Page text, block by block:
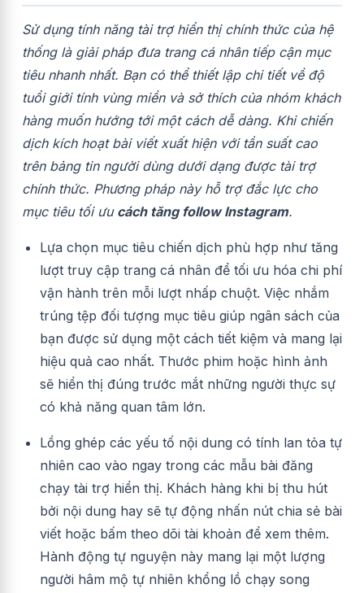
Sử dụng tính năng tài trợ hiển thị chính thức của hệ
thống là giải pháp đưa trang cá nhân tiếp cận mục
tiêu nhanh nhất. Bạn có thể thiết lập chi tiết về độ
tuổi giới tính vùng miền và sở thích của nhóm khách
hàng muốn hướng tới một cách dễ dàng. Khi chiến
dịch kích hoạt bài viết xuất hiện với tần suất cao
trên bảng tin người dùng dưới dạng được tài trợ
chính thức. Phương pháp này hỗ trợ đắc lực cho
mục tiêu tối ưu cách tăng follow Instagram.
Lựa chọn mục tiêu chiến dịch phù hợp như tăng
lượt truy cập trang cá nhân để tối ưu hóa chi phí
vận hành trên mỗi lượt nhấp chuột. Việc nhắm
trúng tệp đối tượng mục tiêu giúp ngân sách của
bạn được sử dụng một cách tiết kiệm và mang lại
hiệu quả cao nhất. Thước phim hoặc hình ảnh
sẽ hiển thị đúng trước mắt những người thực sự
có khả năng quan tâm lớn.
Lồng ghép các yếu tố nội dung có tính lan tỏa tự
nhiên cao vào ngay trong các mẫu bài đăng
chạy tài trợ hiển thị. Khách hàng khi bị thu hút
bởi nội dung hay sẽ tự động nhấn nút chia sẻ bài
viết hoặc bấm theo dõi tài khoản để xem thêm.
Hành động tự nguyện này mang lại một lượng
người hâm mộ tự nhiên khổng lồ chạy song